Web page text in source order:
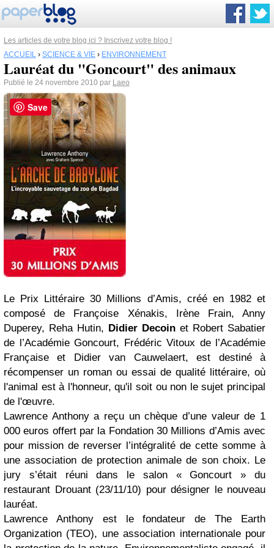
Les articles de votre blog ici ? Inscrivez votre blog !
ACCUEIL › SCIENCE & VIE › ENVIRONNEMENT
Lauréat du "Goncourt" des animaux
Publié le 24 novembre 2010 par Laeo
Le Prix Littéraire 30 Millions d’Amis, créé en 1982 et
composé de Françoise Xénakis, Irène Frain, Anny
Duperey, Reha Hutin, Didier Decoin et Robert Sabatier
de l’Académie Goncourt, Frédéric Vitoux de l’Académie
Française et Didier van Cauwelaert, est destiné à
récompenser un roman ou essai de qualité littéraire, où
l'animal est à l'honneur, qu'il soit ou non le sujet principal
de l'œuvre.
Lawrence Anthony a reçu un chèque d’une valeur de 1
000 euros offert par la Fondation 30 Millions d’Amis avec
pour mission de reverser l’intégralité de cette somme à
une association de protection animale de son choix. Le
jury s’était réuni dans le salon « Goncourt » du
restaurant Drouant (23/11/10) pour désigner le nouveau
lauréat.
Lawrence Anthony est le fondateur de The Earth
Organization (TEO), une association internationale pour
Save